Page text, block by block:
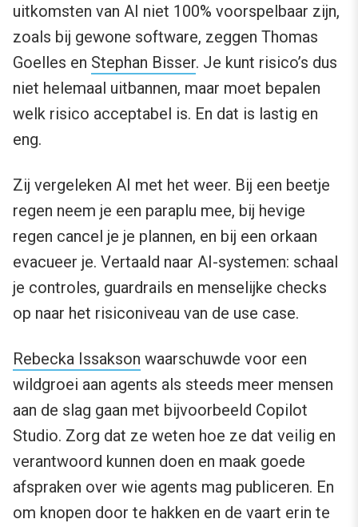
uitkomsten van AI niet 100% voorspelbaar zijn,
zoals bij gewone software, zeggen Thomas
Goelles en Stephan Bisser. Je kunt risico’s dus
niet helemaal uitbannen, maar moet bepalen
welk risico acceptabel is. En dat is lastig en
eng.
Zij vergeleken AI met het weer. Bij een beetje
regen neem je een paraplu mee, bij hevige
regen cancel je je plannen, en bij een orkaan
evacueer je. Vertaald naar AI-systemen: schaal
je controles, guardrails en menselijke checks
op naar het risiconiveau van de use case.
Rebecka Issakson waarschuwde voor een
wildgroei aan agents als steeds meer mensen
aan de slag gaan met bijvoorbeeld Copilot
Studio. Zorg dat ze weten hoe ze dat veilig en
verantwoord kunnen doen en maak goede
afspraken over wie agents mag publiceren. En
om knopen door te hakken en de vaart erin te